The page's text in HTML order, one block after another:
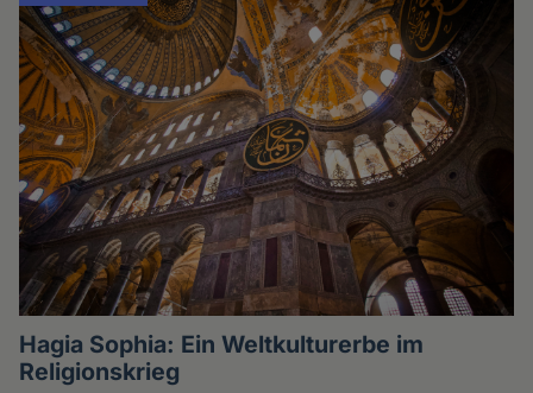
Hagia Sophia: Ein Weltkulturerbe im
Religionskrieg